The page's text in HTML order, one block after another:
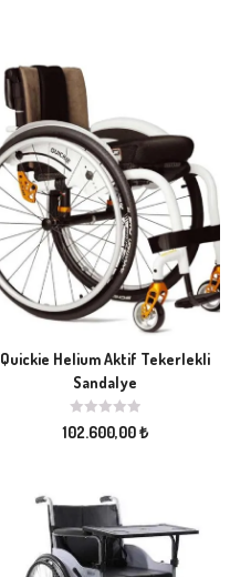
Quickie Helium Aktif Tekerlekli
Sandalye
102.600,00₺